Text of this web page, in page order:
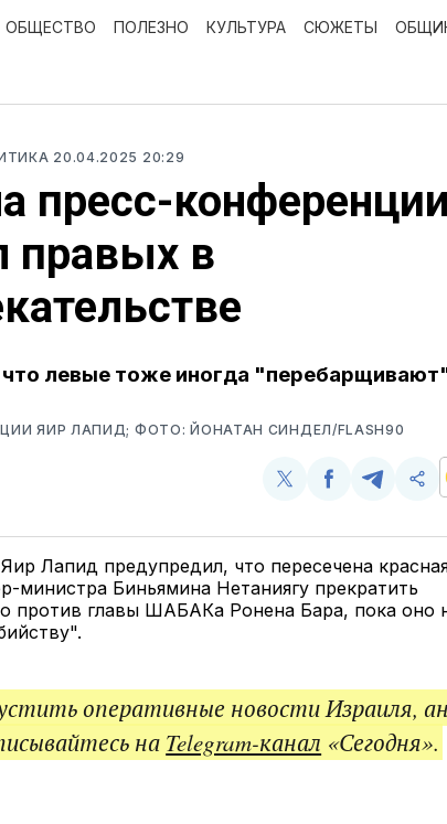
ОБЩЕСТВО ПОЛЕЗНО КУЛЬТУРА СЮЖЕТЫ
20.04.2025 20:29
пресс-конференции
правых в
левые тоже иногда
ЯИР ЛАПИД; ФОТО: ЙОНАТАН СИНДЕЛ/FLASH90
Поделиться
Twitter
Поделиться
Facebook
Лапид предупредил, что пересечена
министра Биньямина Нетаниягу прекратить
против главы ШАБАКа Ронена Бара, пока оно
оперативные новости Израиля,
на Telegram-канал «Сегодня».